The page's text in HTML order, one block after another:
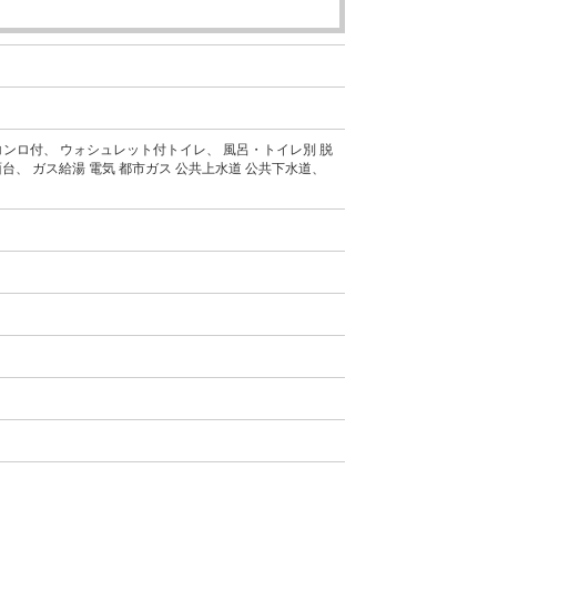
ロ付、 ウォシュレット付トイレ、 風呂・トイレ別 脱
、 ガス給湯 電気 都市ガス 公共上水道 公共下水道、